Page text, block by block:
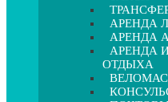
АРЕНДА
АРЕНДА
АРЕНДА
ОТДЫХА